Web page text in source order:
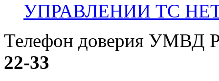
УПРАВЛЕНИИ ТС
Телефон доверия УМВД
22-33